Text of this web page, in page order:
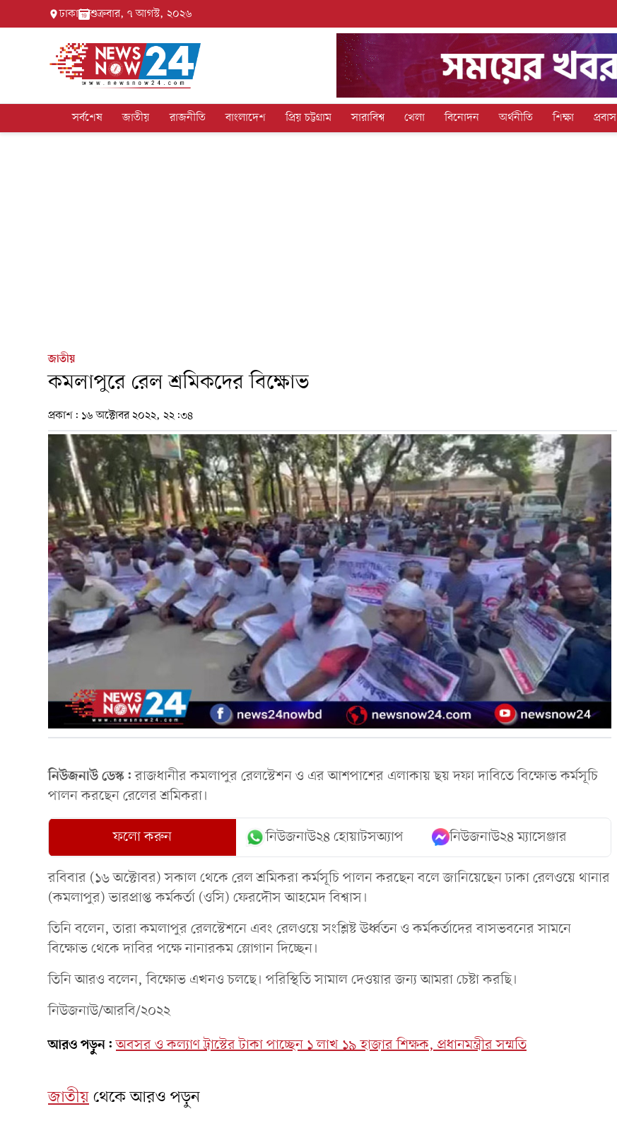
ঢাকা শুক্রবার, ৭ আগস্ট, ২০২৬
সর্বশেষ জাতীয় রাজনীতি বাংলাদেশ প্রিয় চট্টগ্রাম সারাবিশ্ব খেলা বিনোদন অর্থনীতি শিক্ষা প্রবাস
জাতীয়
কমলাপুরে রেল শ্রমিকদের বিক্ষোভ
প্রকাশ: ১৬ অক্টোবর ২০২২, ২২:৩৪
নিউজনাউ ডেস্ক:রাজধানীর কমলাপুর রেলস্টেশন ও এর আশপাশের এলাকায় ছয় দফা দাবিতে বিক্ষোভ কর্মসূচি
পালন করছেন রেলের শ্রমিকরা।
ফলো করুন নিউজনাউ২৪ হোয়াটসঅ্যাপ নিউজনাউ২৪ ম্যাসেঞ্জার
রবিবার (১৬ অক্টোবর) সকাল থেকে রেল শ্রমিকরা কর্মসূচি পালন করছেন বলে জানিয়েছেন ঢাকা রেলওয়ে থানার
(কমলাপুর) ভারপ্রাপ্ত কর্মকর্তা (ওসি) ফেরদৌস আহমেদ বিশ্বাস।
তিনি বলেন, তারা কমলাপুর রেলস্টেশনে এবং রেলওয়ে সংশ্লিষ্ট ঊর্ধ্বতন ও কর্মকর্তাদের বাসভবনের সামনে
বিক্ষোভ থেকে দাবির পক্ষে নানারকম স্লোগান দিচ্ছেন।
তিনি আরও বলেন, বিক্ষোভ এখনও চলছে। পরিস্থিতি সামাল দেওয়ার জন্য আমরা চেষ্টা করছি।
নিউজনাউ/আরবি/২০২২
আরও পড়ুন: অবসর ও কল্যাণ ট্রাস্টের টাকা পাচ্ছেন ১ লাখ ১৯ হাজার শিক্ষক, প্রধানমন্ত্রীর সম্মতি
জাতীয়থেকে আরও পড়ুন